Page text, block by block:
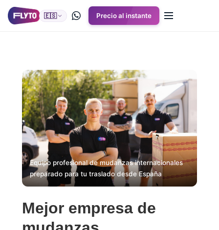
🇪🇸 Precio al instante
Equipo profesional de mudanzas internacionales
preparado para tu traslado desde España
Mejor empresa de